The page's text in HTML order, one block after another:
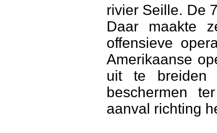
rivier Seille. De
Daar maakte
offensieve
Amerikaanse
uit te breiden
beschermen
aanval richting